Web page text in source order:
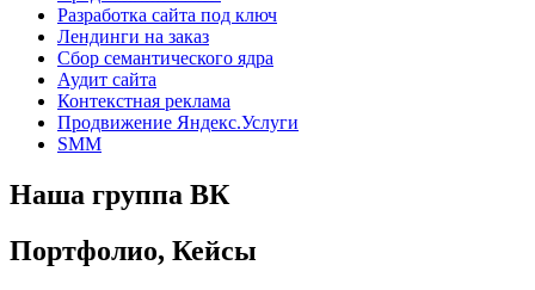
Разработка сайта под ключ
Лендинги на заказ
Сбор семантического ядра
Аудит сайта
Контекстная реклама
Продвижение Яндекс.Услуги
SMM
Наша группа ВК
Портфолио, Кейсы